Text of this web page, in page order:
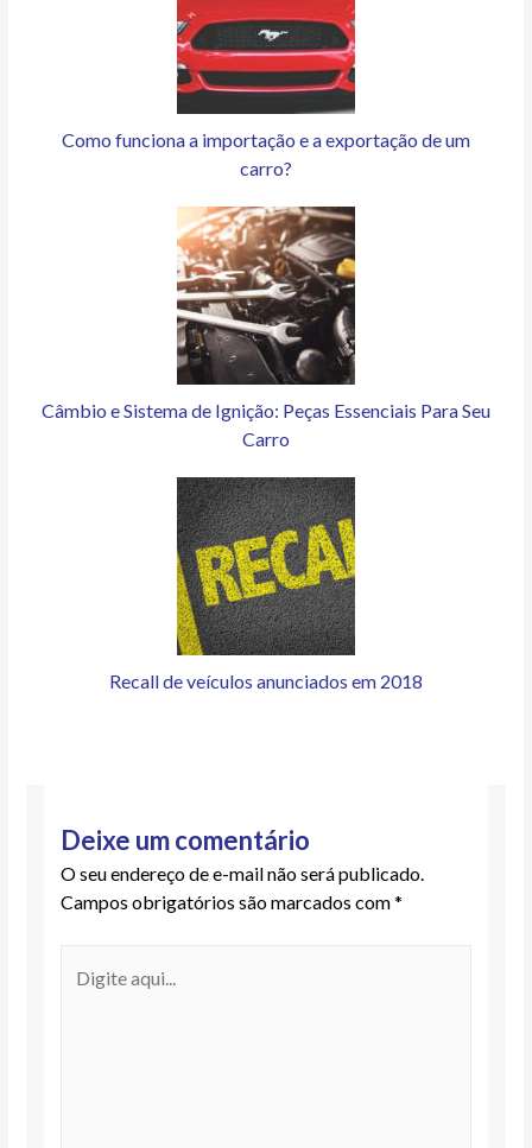
Como funciona a importação e a exportação de um
carro?
Câmbio e Sistema de Ignição: Peças Essenciais Para Seu
Carro
Recall de veículos anunciados em 2018
Deixe um comentário
O seu endereço de e-mail não será publicado.
Campos obrigatórios são marcados com*